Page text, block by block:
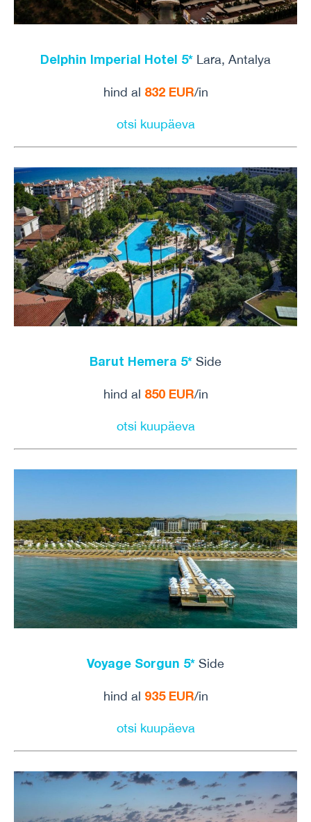
Delphin Imperial Hotel 5* Lara, Antalya
hind al 832 EUR/in
otsi kuupäeva
Barut Hemera 5* Side
hind al 850 EUR/in
otsi kuupäeva
Voyage Sorgun 5* Side
hind al 935 EUR/in
otsi kuupäeva